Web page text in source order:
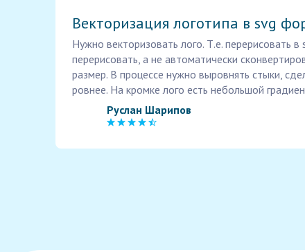
Векторизация логотипа в svg
Нужно векторизовать лого. Т.е. перерисовать
перерисовать, а не автоматически
размер. В процессе нужно выровнять стыки,
ровнее. На кромке лого есть небольшой
Руслан Шарипов